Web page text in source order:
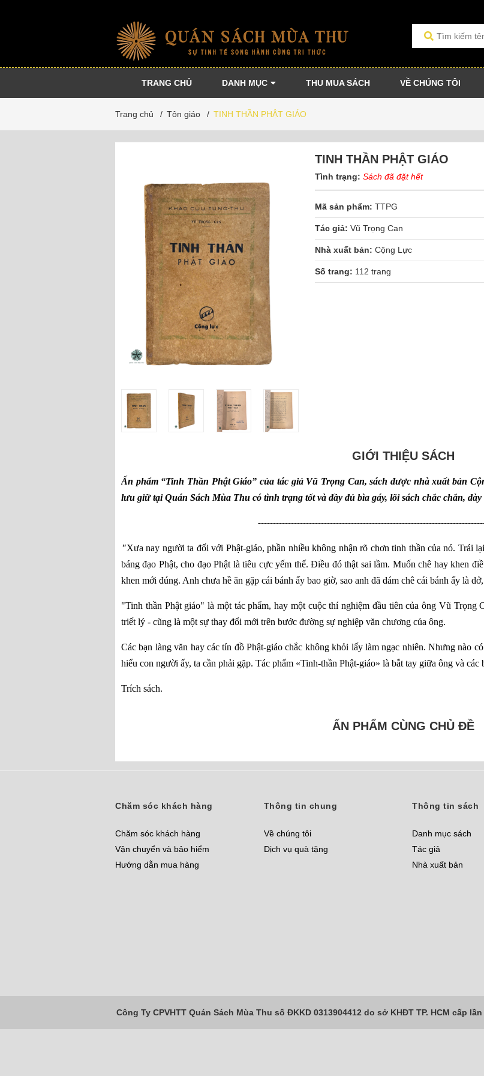
TRANG CHỦ DANH MỤC THU MUA SÁCH VỀ CHÚNG TÔI
Trang chủ / Tôn giáo / TINH THẦN PHẬT GIÁO
TINH THẦN PHẬT GIÁO
Tình trạng:Sách đã đặt hết
Mã sản phẩm: TTPG
Tác giả: Vũ Trọng Can
Nhà xuất bản: Cộng Lực
Số trang: 112 trang
GIỚI THIỆU SÁCH
Ấn phẩm “Tinh Thần Phật Giáo” của tác giả Vũ Trọng Can, sách được nhà xuất bản
lưu giữ tại Quán Sách Mùa Thu có tình trạng tốt và đầy đủ bìa gáy, lõi sách chắc chắn, dày
"Xưa nay người ta đối với Phật-giáo, phần nhiều không nhận rõ chơn tinh thần của nó. Trái
báng đạo Phật, cho đạo Phật là tiêu cực yếm thế. Điều đó thật sai lầm. Muốn chê hay khen
khen mới đúng. Anh chưa hề ăn gặp cái bánh ấy bao giờ, sao anh đã dám chê cái bánh ấy là
"Tinh thần Phật giáo" là một tác phẩm, hay một cuộc thí nghiệm đầu tiên của ông Vũ
triết lý - cũng là một sự thay đổi mới trên bước đường sự nghiệp văn chương của ông.
Các bạn làng văn hay các tín đồ Phật-giáo chắc không khỏi lấy làm ngạc nhiên. Nhưng nào
hiểu con người ấy, ta cần phải gặp. Tác phẩm «Tinh-thần Phật-giáo» là bắt tay giữa ông và các
Trích sách.
ẤN PHẨM CÙNG CHỦ ĐỀ
Chăm sóc khách hàng
Chăm sóc khách hàng
Vận chuyển và bảo hiểm
Hướng dẫn mua hàng
Thông tin chung
Về chúng tôi
Dịch vụ quà tặng
Thông tin sách
Danh mục sách
Tác giả
Nhà xuất bản
Công Ty CPVHTT Quán Sách Mùa Thu số ĐKKD 0313904412 do sở KHĐT TP. HCM cấp